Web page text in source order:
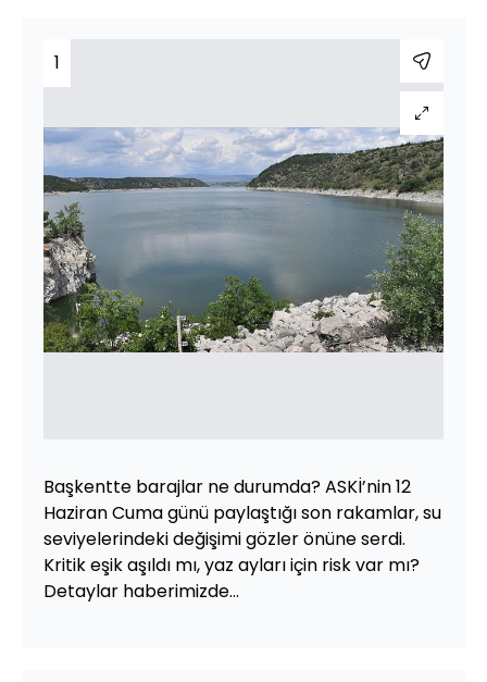
1
Başkentte barajlar ne durumda? ASKİ’nin 12
Haziran Cuma günü paylaştığı son rakamlar, su
seviyelerindeki değişimi gözler önüne serdi.
Kritik eşik aşıldı mı, yaz ayları için risk var mı?
Detaylar haberimizde…